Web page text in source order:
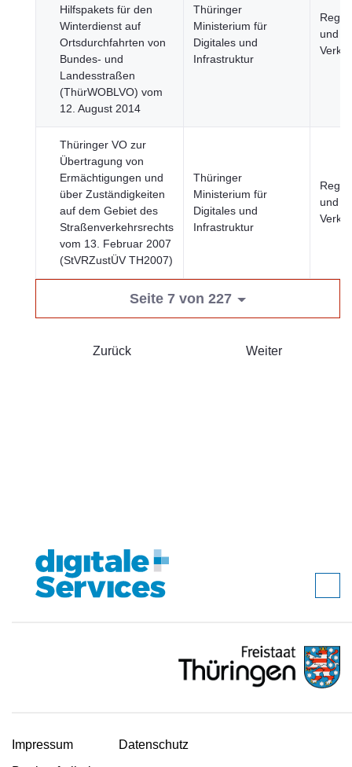
Hilfspakets für den
Winterdienst auf
Ortsdurchfahrten von
Bundes- und
Landesstraßen
(ThürWOBLVO) vom
12. August 2014
Thüringer
Ministerium für
Digitales und
Infrastruktur
und
Thüringer VO zur
Übertragung von
Ermächtigungen und
über Zuständigkeiten
auf dem Gebiet des
Straßenverkehrsrechts
vom 13. Februar 2007
(StVRZustÜV TH2007)
Thüringer
Ministerium für
Digitales und
Infrastruktur
und
Seite 7 von 227
Zurück Weiter
Impressum
Datenschutz